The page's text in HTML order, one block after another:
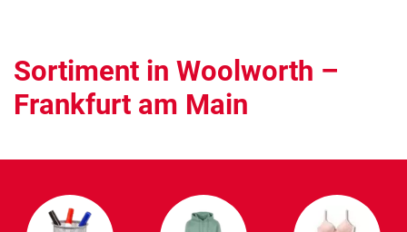
Sortiment in Woolworth –
Frankfurt am Main